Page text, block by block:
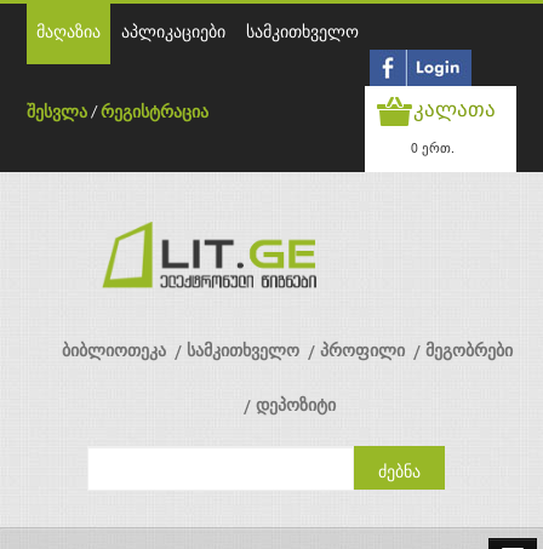
მაღაზია აპლიკაციები სამკითხველო
შესვლა /რეგისტრაცია კალათა
0 ერთ.
ბიბლიოთეკა სამკითხველო პროფილი მეგობრები
დეპოზიტი